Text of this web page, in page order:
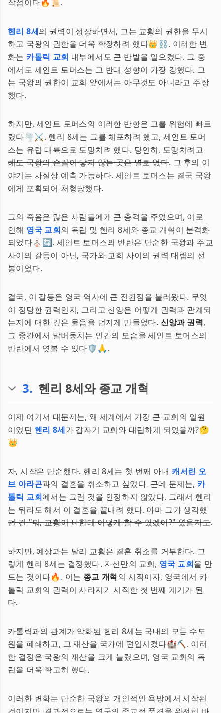
작점이다🔥📜.
헨리 8세의 권력이 성장하면서, 그는 교황의 권한을 무시
하고 국왕의 권한을 더욱 확장하려 했다👑⛓️. 이러한 변
화는 카톨릭 교회 내부에서도 큰 반발을 일으켰다. 그 중
에서도 세인트 토머스는 그 반대 성향이 가장 강했다. 그
는 국왕의 권한이 교회 앞에서는 아무것도 아니라고 주장
했다.
하지만, 세인트 토머스의 이러한 반항은 그를 위험에 빠트
렸다🌪️⚔️. 헨리 8세는 그를 체포하려 했고, 세인트 토머
스는 유럽 대륙으로 도망치려 했다. 당연히, 도망치려고
해도 국왕의 손길이 닿지 않는 곳은 별로 없다. 그 후의 이
야기는 사실상 예측 가능하다. 세인트 토머스는 결국 국왕
에게 포획되어 처형당했다.
그의 죽음은 많은 사람들에게 큰 충격을 주었으며, 이로
인해 영국 교회의 독립 및 헨리 8세와 종교 개혁이 본격화
되었다⛪🔄. 세인트 토머스의 반란은 단순한 국왕과 주교
사이의 갈등이 아닌, 국가와 교회 사이의 권력 대립의 선
봉이었다.
결국, 이 갈등은 영국 역사에 큰 전환점을 불러왔다. 무엇
이 정당한 권력인지, 그리고 신앙은 어떻게 권력과 관계되
는지에 대한 깊은 물음을 던지게 만들었다. 신앙과 권력,
그 중간에서 발버둥치는 인간의 모습을 세인트 토머스의
반란에서 엿볼 수 있다🛡️🙏.
3. 헨리 8세와 종교 개혁
이제 여기서 대문제는, 왜 세계에서 가장 큰 교회의 일원
이었던 헨리 8세가 갑자기 교회와 대립하게 되었을까?🤔
👑
자, 시작은 단순했다. 헨리 8세는 첫 번째 아내캐서린 오
브 아라곤과의 결혼을 취소하고 싶었다. 근데 문제는, 카
톨릭 교회에서는 그런 것을 인정하지 않았다. 그래서 헨리
는 뭐라도 해서 이 결혼을 끝내려 했다.아마 그가 생각했
던 건 "뭐, 교황이 나한테 어떻게 할 수 있겠어?" 였을지도.
하지만, 예상과는 달리 교황은 결혼 취소를 거부한다. 그
렇게 헨리 8세는 결정했다. 자신만의 교회, 영국 교회을 만
드는 것이다🔥. 이는 종교 개혁의 시작이자, 영국에서 카
톨릭 교회의 권력이 사라지기 시작한 첫 번째 계기가 된
다.
카톨릭과의 관계가 악화된 헨리 8세는 국내의 모든 수도
원을 폐쇄하고, 그 재산을 국가에 편입시켰다🏰⛏️. 이러
한 결정은 국왕의 재산을 크게 늘렸으며, 영국 교회의 독
립을 더욱 확고히 했다.
이러한 변화는 단순한 국왕의 개인적인 욕망에서 시작된